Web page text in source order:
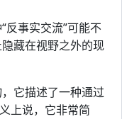
反事实交流”可能不
藏在视野之外的现
它描述了一种通过
上说，它非常简